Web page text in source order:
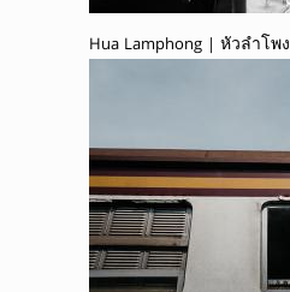
Hua Lamphong | หัวลำโพง